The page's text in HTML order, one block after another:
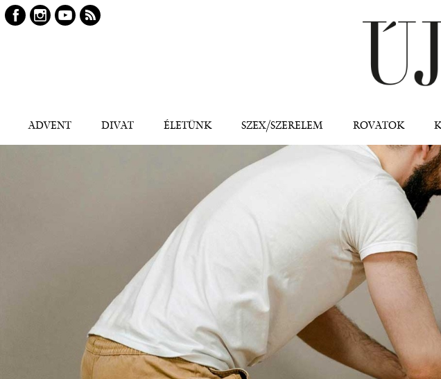
ADVENT DIVAT ÉLETÜNK SZEX/SZERELEM ROVATOK